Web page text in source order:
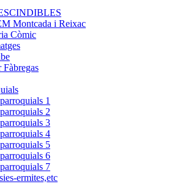
Montcada i Reixac
Còmic
1
2
3
4
5
6
7
ermites,etc